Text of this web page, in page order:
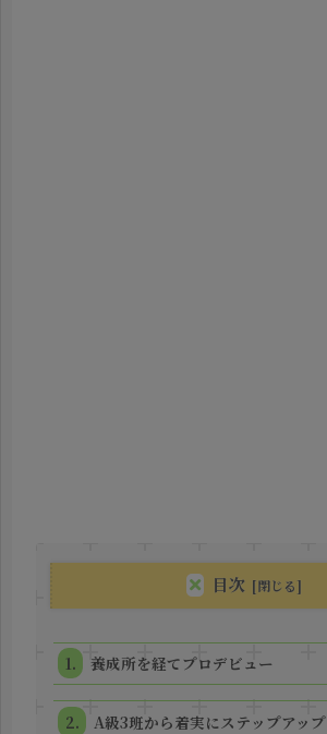
目次
養成所を経てプロデビュー
A級3班から着実にステップアップ